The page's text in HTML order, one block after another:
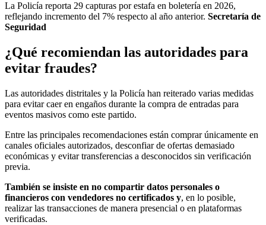
La Policía reporta 29 capturas por estafa en boletería en 2026,
reflejando incremento del 7% respecto al año anterior. Secretaría de
Seguridad
¿Qué recomiendan las autoridades para
evitar fraudes?
Las autoridades distritales y la Policía han reiterado varias medidas
para evitar caer en engaños durante la compra de entradas para
eventos masivos como este partido.
Entre las principales recomendaciones están comprar únicamente en
canales oficiales autorizados, desconfiar de ofertas demasiado
económicas y evitar transferencias a desconocidos sin verificación
previa.
También se insiste en no compartir datos personales o
financieros con vendedores no certificados y, en lo posible,
realizar las transacciones de manera presencial o en plataformas
verificadas.